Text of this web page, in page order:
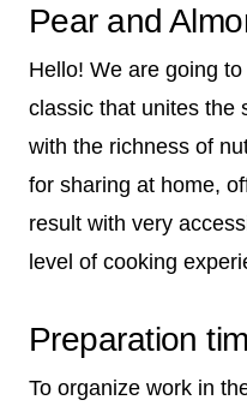
Pear and
Hello! We are going
classic that unites the
with the richness of
for sharing at home,
result with very
level of cooking
Preparation
To organize work in